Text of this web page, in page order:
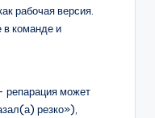
рабочая версия.
в команде и
репарация может
резко»),